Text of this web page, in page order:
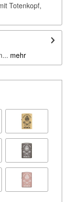
Totenkopf,
mehr